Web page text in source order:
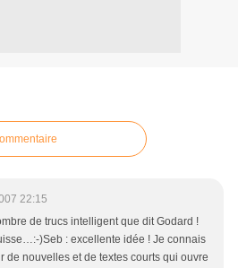
22:15
de trucs intelligent que dit Godard !
)Seb : excellente idée ! Je connais
de nouvelles et de textes courts qui ouvre